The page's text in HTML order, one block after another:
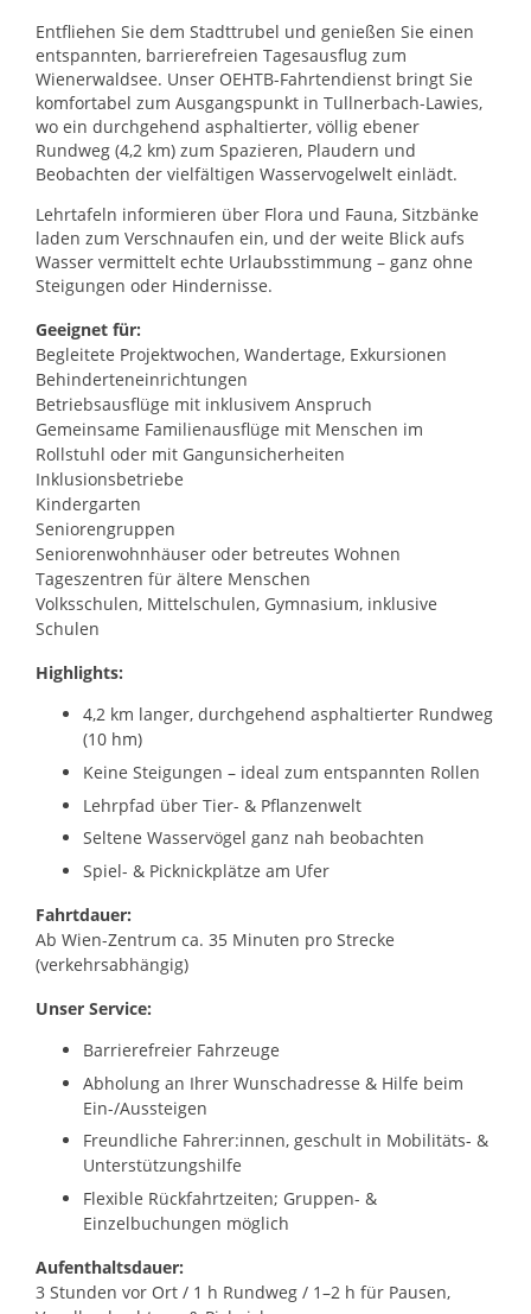
Entfliehen Sie dem Stadttrubel und genießen Sie einen
entspannten, barrierefreien Tagesausflug zum
Wienerwaldsee. Unser OEHTB-Fahrtendienst bringt Sie
komfortabel zum Ausgangspunkt in Tullnerbach-Lawies,
wo ein durchgehend asphaltierter, völlig ebener
Rundweg (4,2 km) zum Spazieren, Plaudern und
Beobachten der vielfältigen Wasservogelwelt einlädt.
Lehrtafeln informieren über Flora und Fauna, Sitzbänke
laden zum Verschnaufen ein, und der weite Blick aufs
Wasser vermittelt echte Urlaubsstimmung – ganz ohne
Steigungen oder Hindernisse.
Geeignet für:
Begleitete Projektwochen, Wandertage, Exkursionen
Behinderteneinrichtungen
Betriebsausflüge mit inklusivem Anspruch
Gemeinsame Familienausflüge mit Menschen im
Rollstuhl oder mit Gangunsicherheiten
Inklusionsbetriebe
Kindergarten
Seniorengruppen
Seniorenwohnhäuser oder betreutes Wohnen
Tageszentren für ältere Menschen
Volksschulen, Mittelschulen, Gymnasium, inklusive
Schulen
Highlights:
4,2 km langer, durchgehend asphaltierter Rundweg
(10 hm)
Keine Steigungen – ideal zum entspannten Rollen
Lehrpfad über Tier- & Pflanzenwelt
Seltene Wasservögel ganz nah beobachten
Spiel- & Picknickplätze am Ufer
Fahrtdauer:
Ab Wien-Zentrum ca. 35 Minuten pro Strecke
(verkehrsabhängig)
Unser Service:
Barrierefreier Fahrzeuge
Abholung an Ihrer Wunschadresse & Hilfe beim
Ein-/Aussteigen
Freundliche Fahrer:innen, geschult in Mobilitäts- &
Unterstützungshilfe
Flexible Rückfahrtzeiten; Gruppen- &
Einzelbuchungen möglich
Aufenthaltsdauer:
3 Stunden vor Ort / 1 h Rundweg / 1–2 h für Pausen,